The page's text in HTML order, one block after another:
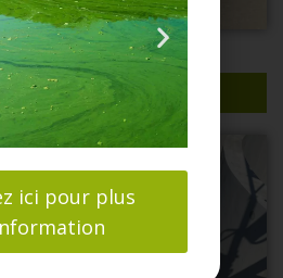
ici pour plus